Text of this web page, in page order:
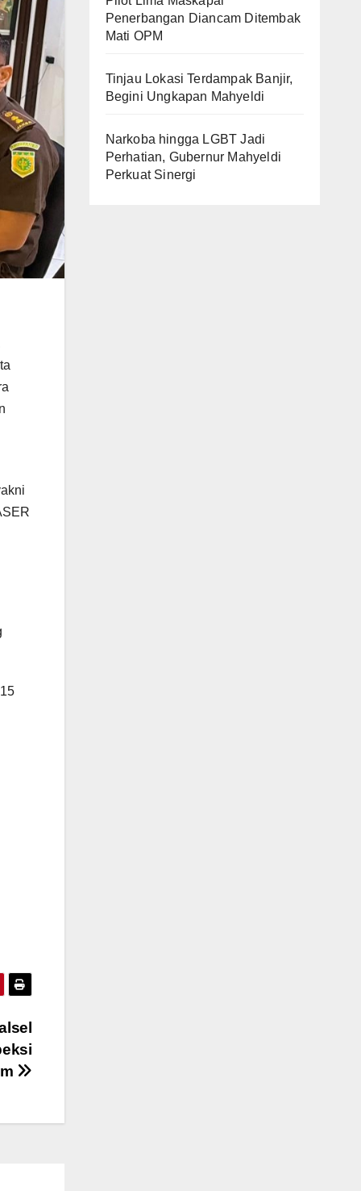
Penerbangan Diancam Ditembak
Mati OPM
Tinjau Lokasi Terdampak Banjir,
Begini Ungkapan Mahyeldi
Narkoba hingga LGBT Jadi
Perhatian, Gubernur Mahyeldi
Perkuat Sinergi